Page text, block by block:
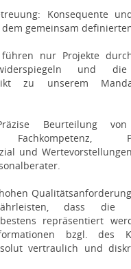
Konsequente
gemeinsam
nur Projekte
widerspiegeln und
zu unserem
Beurteilung von
und
dass die
repräsentiert
bzgl. des
vertraulich und